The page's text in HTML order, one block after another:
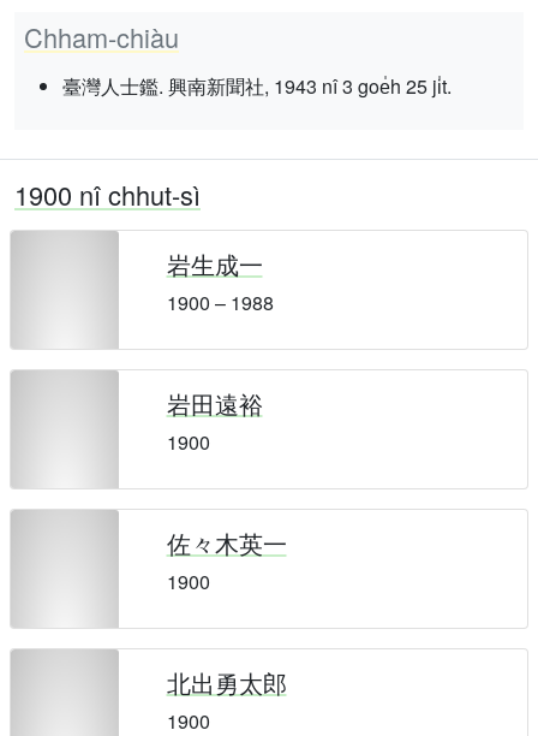
Chham-chiàu
臺灣人士鑑. 興南新聞社, 1943 nî 3 goe̍h 25 ji̍t.
1900 nî chhut-sì
岩生成一
1900 – 1988
岩田遠裕
1900
佐々木英一
1900
北出勇太郎
1900